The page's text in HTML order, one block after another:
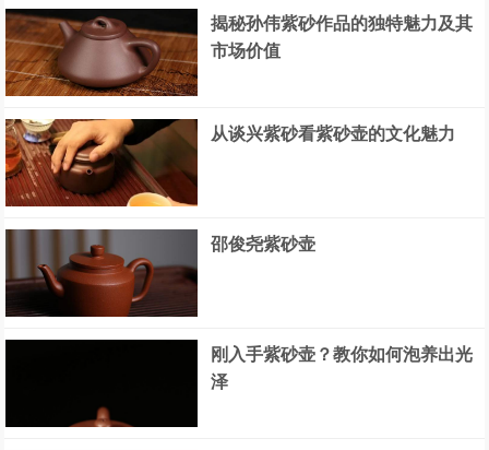
揭秘孙伟紫砂作品的独特魅力及其
市场价值
从谈兴紫砂看紫砂壶的文化魅力
邵俊尧紫砂壶
刚入手紫砂壶？教你如何泡养出光
泽